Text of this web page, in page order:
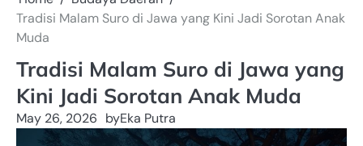
Tradisi Malam Suro di Jawa yang Kini Jadi Sorotan Anak
Muda
Tradisi Malam Suro di Jawa yang
Kini Jadi Sorotan Anak Muda
May 26, 2026 byEka Putra